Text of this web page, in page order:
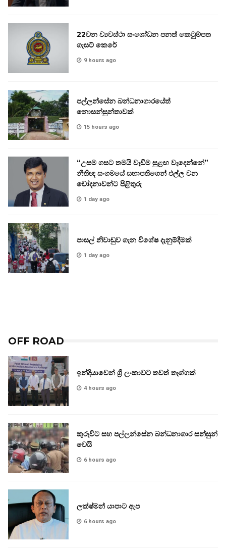
22වන ව්‍යවස්ථා සංශෝධන පනත් කෙටුම්පත
ගැසට් කෙරේ
9 hours ago
පල්ලන්සේන බන්ධනාගාරයේත්
නොසන්සුන්තාවක්
15 hours ago
“උසම ගසට තමයි වැඩිම සුළඟ වැදෙන්නේ”
නීතිඥ සංගමයේ සභාපතිගෙන් එල්ල වන
චෝදනාවන්ට පිළිතුරු
1 day ago
පාසල් නිවාඩුව ගැන විශේෂ දැනුම්දීමක්
1 day ago
OFF ROAD
ඉන්දියාවෙන් ශ්‍රී ලංකාවට තවත් තෑග්ගක්
4 hours ago
කුරුවිට සහ පල්ලන්සේන බන්ධනාගාර සන්සුන්
වෙයි
6 hours ago
ලක්ෂ්මන් යාපාට ඇප
6 hours ago